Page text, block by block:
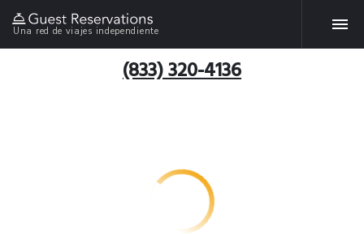
Una red de viajes independiente
(833) 320-4136